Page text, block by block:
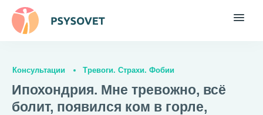
Консультации Тревоги. Страхи. Фобии
Ипохондрия. Мне тревожно, всё
болит, появился ком в горле,